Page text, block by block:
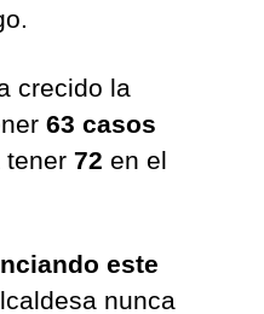
crecido la
63 casos
tener 72 en el
este
nunca